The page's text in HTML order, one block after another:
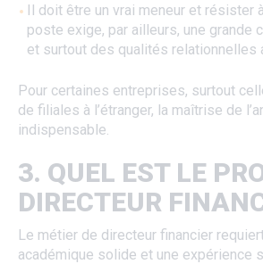
Il doit être un vrai meneur et résister
poste exige, par ailleurs, une grande
et surtout des qualités relationnelles
Pour certaines entreprises, surtout
de filiales à l’étranger, la maîtrise de
indispensable.
3. QUEL EST LE
DIRECTEUR
Le métier de directeur financier
académique solide et une expérience